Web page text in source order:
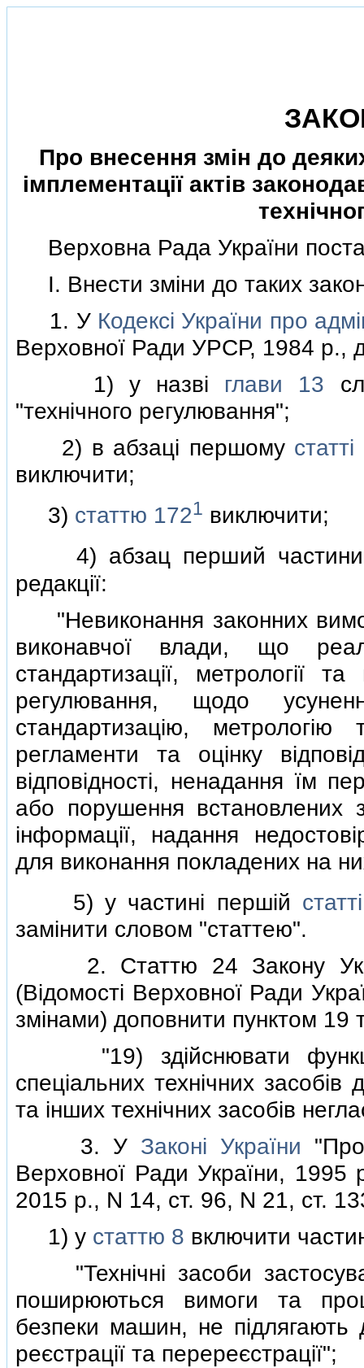
Про внесення змiн до
iмплементацiї актiв
Верховна Рада України
I. Внести змiни до таких
1. У Кодексi України про
Верховної Ради УРСР, 1984 р.,
1) у назвi глави 13
"технiчного регулювання";
2) в абзацi першому
виключити;
3) статтю 1721 виключити;
4) абзац перший
редакцiї:
"Невиконання законних
виконавчої влади, що
стандартизацiї, метрологiї
регулювання, щодо
стандартизацiю, метрологiю
регламенти та оцiнку
вiдповiдностi, ненадання їм
або порушення встановлених
iнформацiї, надання
для виконання покладених на
5) у частинi першiй
замiнити словом "статтею".
2. Статтю 24 Закону
(Вiдомостi Верховної Ради
змiнами) доповнити пунктом 19
"19) здiйснювати
спецiальних технiчних засобiв
та iнших технiчних засобiв
3. У Законi України
Верховної Ради України,
2015 р., N 14, ст. 96, N 21, ст.
1) у статтю 8 включити
"Технiчнi засоби
поширюються вимоги та
безпеки машин, не
реєстрацiї та перереєстрацiї";